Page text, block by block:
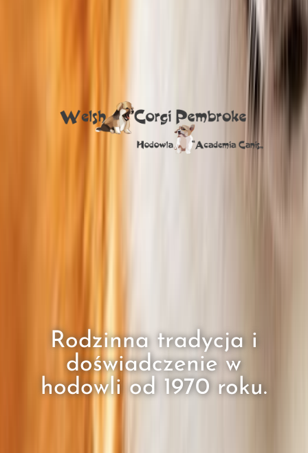
Rodzinna tradycja i
doświadczenie w
hodowli od 1970 roku.